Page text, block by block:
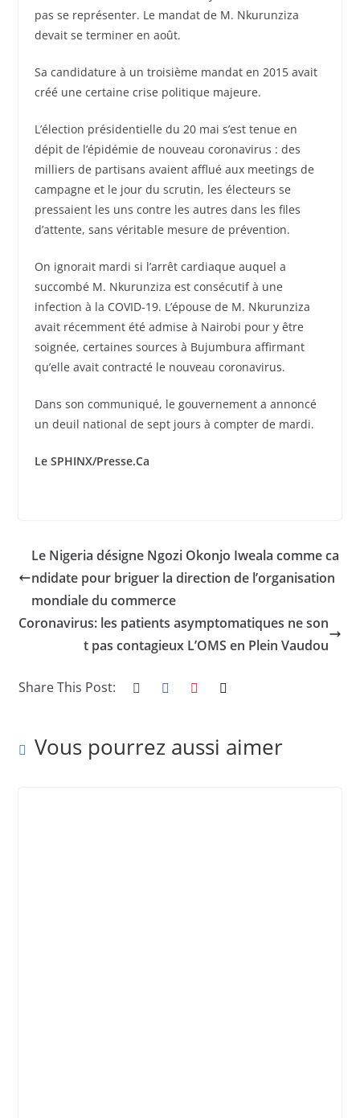
pas se représenter. Le mandat de M. Nkurunziza
devait se terminer en août.
Sa candidature à un troisième mandat en 2015 avait
créé une certaine crise politique majeure.
L’élection présidentielle du 20 mai s’est tenue en
dépit de l’épidémie de nouveau coronavirus : des
milliers de partisans avaient afflué aux meetings de
campagne et le jour du scrutin, les électeurs se
pressaient les uns contre les autres dans les files
d’attente, sans véritable mesure de prévention.
On ignorait mardi si l’arrêt cardiaque auquel a
succombé M. Nkurunziza est consécutif à une
infection à la COVID-19. L’épouse de M. Nkurunziza
avait récemment été admise à Nairobi pour y être
soignée, certaines sources à Bujumbura affirmant
qu’elle avait contracté le nouveau coronavirus.
Dans son communiqué, le gouvernement a annoncé
un deuil national de sept jours à compter de mardi.
Le SPHINX/Presse.Ca
Le Nigeria désigne Ngozi Okonjo Iweala comme ca
ndidate pour briguer la direction de l’organisation
mondiale du commerce
Coronavirus: les patients asymptomatiques ne son
t pas contagieux L’OMS en Plein Vaudou
Share This Post:
Vous pourrez aussi aimer